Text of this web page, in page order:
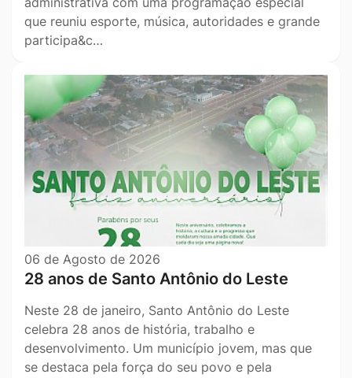
que reuniu esporte, música, autoridades e grande
participa&c…
06 de Agosto de 2026
28 anos de Santo Antônio do Leste
Neste 28 de janeiro, Santo Antônio do Leste
celebra 28 anos de história, trabalho e
desenvolvimento. Um município jovem, mas que
se destaca pela força do seu povo e pela